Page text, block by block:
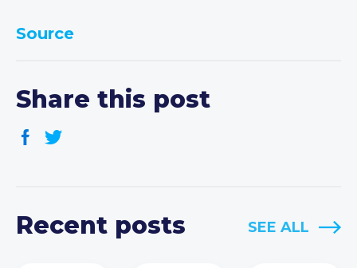
Source
Share this post
Recent posts SEE ALL